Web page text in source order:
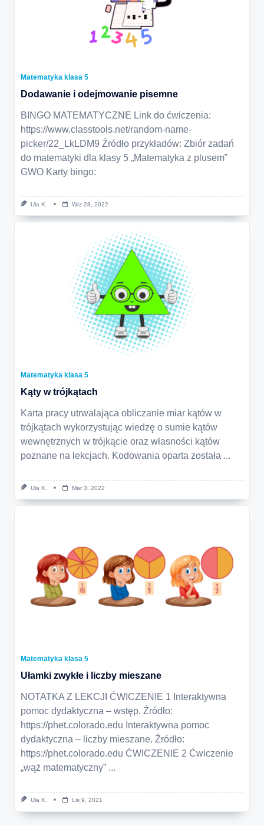
Matematyka klasa 5
Dodawanie i odejmowanie pisemne
BINGO MATEMATYCZNE Link do ćwiczenia:
https://www.classtools.net/random-name-
picker/22_LkLDM9 Źródło przykładów: Zbiór zadań
do matematyki dla klasy 5 „Matematyka z plusem”
GWO Karty bingo:
Ula K. Wrz 28, 2022
Matematyka klasa 5
Kąty w trójkątach
Karta pracy utrwalająca obliczanie miar kątów w
trójkątach wykorzystując wiedzę o sumie kątów
wewnętrznych w trójkącie oraz własności kątów
poznane na lekcjach. Kodowania oparta została ...
Ula K. Mar 3, 2022
Matematyka klasa 5
Ułamki zwykłe i liczby mieszane
NOTATKA Z LEKCJI ĆWICZENIE 1 Interaktywna
pomoc dydaktyczna – wstęp. Źródło:
https://phet.colorado.edu Interaktywna pomoc
dydaktyczna – liczby mieszane. Źródło:
https://phet.colorado.edu ĆWICZENIE 2 Ćwiczenie
„wąż matematyczny” ...
Ula K. Lis 9, 2021